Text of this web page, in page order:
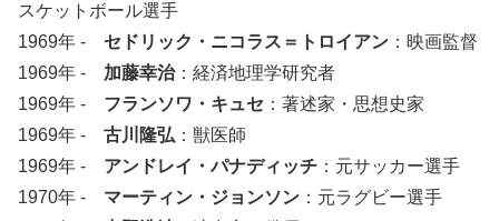
スケットボール選手
1969年 - セドリック・ニコラス＝トロイアン ：映画監督
1969年 - 加藤幸治：経済地理学研究者
1969年 - フランソワ・キュセ ：著述家・思想史家
1969年 - 古川隆弘 ：獣医師
1969年 - アンドレイ・パナディッチ ：元サッカー選手
1970年 - マーティン・ジョンソン ：元ラグビー選手